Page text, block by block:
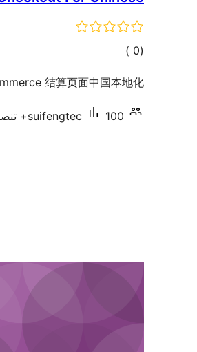
(0
إجمالي)
结算页面中国本地化.
suifengtec 100+ تنصيب نشط